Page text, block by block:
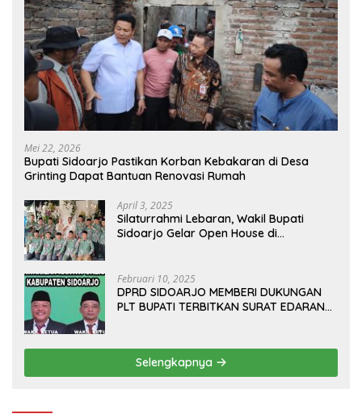
Mei 22, 2026
Bupati Sidoarjo Pastikan Korban Kebakaran di Desa
Grinting Dapat Bantuan Renovasi Rumah
April 3, 2025
Silaturrahmi Lebaran, Wakil Bupati
Sidoarjo Gelar Open House di
Februari 10, 2025
DPRD SIDOARJO MEMBERI DUKUNGAN
PLT BUPATI TERBITKAN SURAT EDARAN
KELUAR KOTA
Selengkapnya